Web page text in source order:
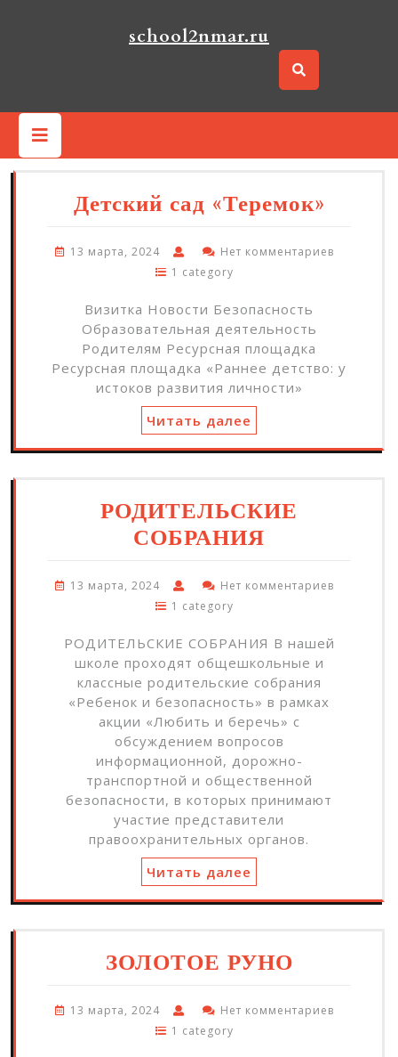
school2nmar.ru
Детский сад «Теремок»
13 марта, 2024
Нет комментариев
1 category
Визитка Новости Безопасность
Образовательная деятельность
Родителям Ресурсная площадка
Ресурсная площадка «Раннее детство: у
истоков развития личности»
Читать далее
РОДИТЕЛЬСКИЕ
СОБРАНИЯ
13 марта, 2024
Нет комментариев
1 category
РОДИТЕЛЬСКИЕ СОБРАНИЯ В нашей
школе проходят общешкольные и
классные родительские собрания
«Ребенок и безопасность» в рамках
акции «Любить и беречь» с
обсуждением вопросов
информационной, дорожно-
транспортной и общественной
безопасности, в которых принимают
участие представители
правоохранительных органов.
Читать далее
ЗОЛОТОЕ РУНО
13 марта, 2024
Нет комментариев
1 category